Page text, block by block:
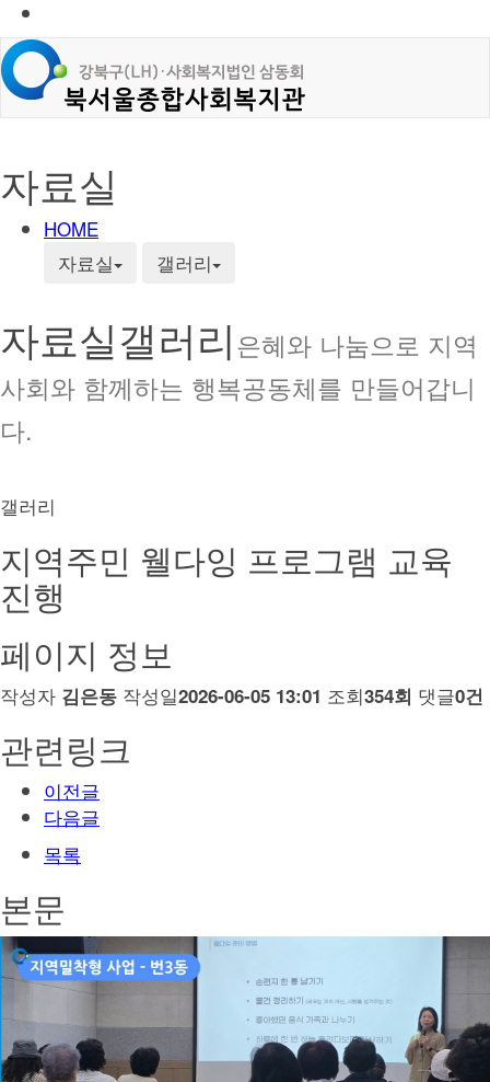
자료실
HOME
자료실
갤러리
자료실갤러리은혜와 나눔으로 지역
사회와 함께하는 행복공동체를 만들어갑니
다.
갤러리
지역주민 웰다잉 프로그램 교육
진행
페이지 정보
작성자 김은동 작성일2026-06-05 13:01 조회354회 댓글0건
관련링크
이전글
다음글
목록
본문